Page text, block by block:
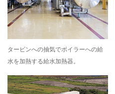
タービンへの抽気でボイラーへの給
水を加熱する給水加熱器。